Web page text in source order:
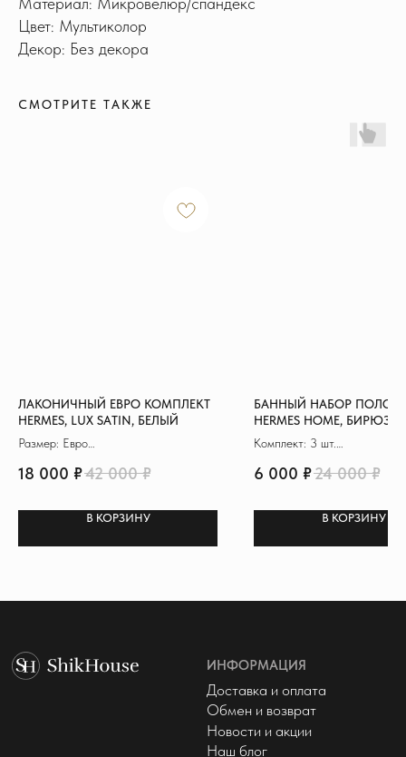
Цвет: Мультиколор
Декор: Без декора
СМОТРИТЕ ТАКЖЕ
ЛАКОНИЧНЫЙ ЕВРО КОМПЛЕКТ
HERMES, LUX SATIN, БЕЛЫЙ
Размер: Евро
Пододеяльник: 200х230 см
18 000 ₽42 000 ₽
В КОРЗИНУ
БАННЫЙ НАБОР
HERMES HOME,
Комплект: 3 шт.
Размер: 70x140 см (+1)
6 000 ₽24 000 ₽
В КОРЗИНУ
© 2022 - 2026 ShikHouse
Публичная оферта
Политика конфиденциальности
МЫ В СОЦСЕТЯХ